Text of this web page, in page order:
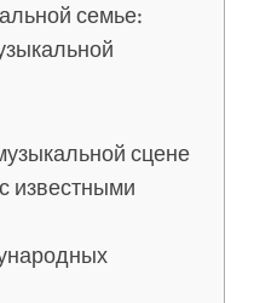
семье:
сцене
известными